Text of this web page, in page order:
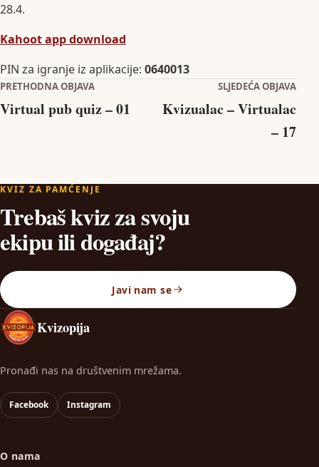
28.4.
Kahoot app download
PIN za igranje iz aplikacije: 0640013
Navigacija objava
PRETHODNA OBJAVA
Virtual pub quiz – 01
SLJEDEĆA OBJAVA
Kvizualac – Virtualac
– 17
KVIZ ZA PAMĆENJE
Trebaš kviz za svoju
ekipu ili događaj?
Javi nam se
Kvizopija
Pronađi nas na društvenim mrežama.
Facebook Instagram
O nama